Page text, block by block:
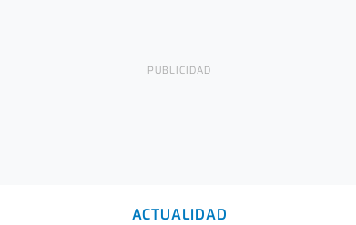
ACTUALIDAD